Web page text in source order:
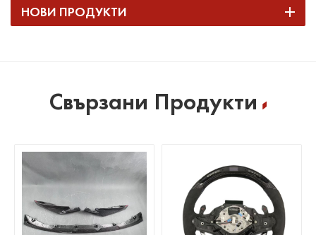
НОВИ ПРОДУКТИ
Свързани Продукти